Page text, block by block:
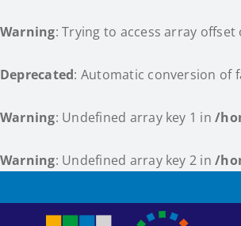
Warning: Trying to access array
Deprecated: Automatic conversion of
Warning: Undefined array key 1 in/
Warning: Undefined array key 2 in/
to